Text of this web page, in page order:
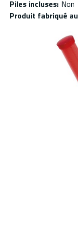
Piles incluses: Non
Produit fabriqué au